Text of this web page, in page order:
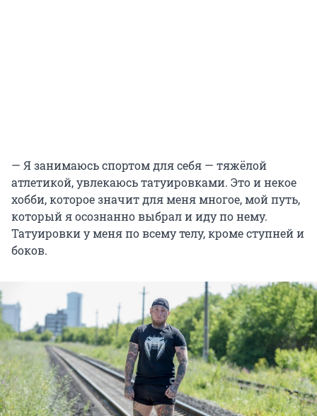
— Я занимаюсь спортом для себя — тяжёлой
атлетикой, увлекаюсь татуировками. Это и некое
хобби, которое значит для меня многое, мой путь,
который я осознанно выбрал и иду по нему.
Татуировки у меня по всему телу, кроме ступней и
боков.